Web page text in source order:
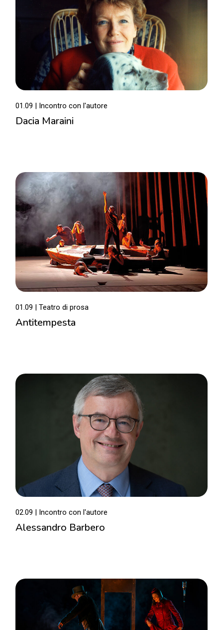
01.09 Incontro con l'autore
Dacia Maraini
01.09 Teatro di prosa
Antitempesta
02.09 Incontro con l'autore
Alessandro Barbero